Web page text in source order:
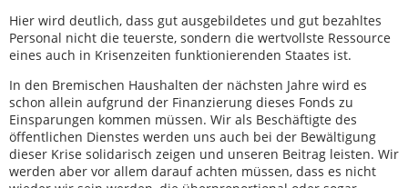
Hier wird deutlich, dass gut ausgebildetes und gut bezahltes
Personal nicht die teuerste, sondern die wertvollste Ressource
eines auch in Krisenzeiten funktionierenden Staates ist.
In den Bremischen Haushalten der nächsten Jahre wird es
schon allein aufgrund der Finanzierung dieses Fonds zu
Einsparungen kommen müssen. Wir als Beschäftigte des
öffentlichen Dienstes werden uns auch bei der Bewältigung
dieser Krise solidarisch zeigen und unseren Beitrag leisten. Wir
werden aber vor allem darauf achten müssen, dass es nicht